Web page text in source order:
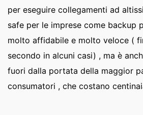
per eseguire collegamenti ad
safe per le imprese come backup
molto affidabile e molto veloce (
secondo in alcuni casi) , ma è
fuori dalla portata della maggior
consumatori , che costano